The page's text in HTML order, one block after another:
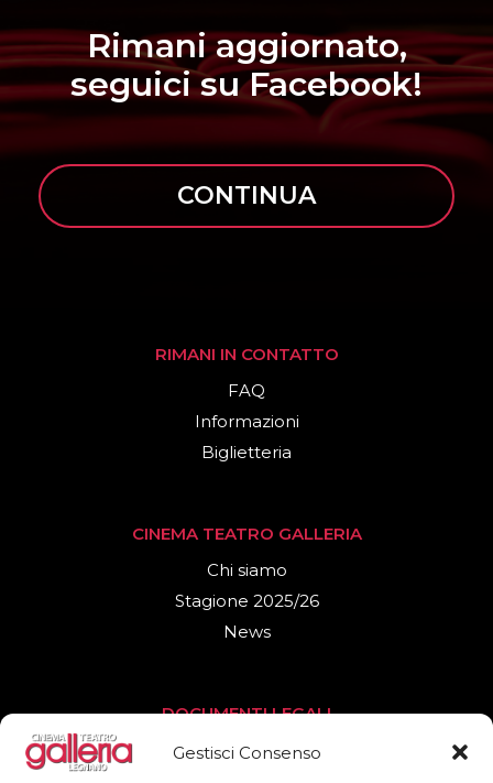
Gestisci Consenso
Rimani aggiornato,
seguici su Facebook!
CONTINUA
RIMANI IN CONTATTO
FAQ
Informazioni
Biglietteria
CINEMA TEATRO GALLERIA
Chi siamo
Stagione 2025/26
News
DOCUMENTI LEGALI
Privacy Policy